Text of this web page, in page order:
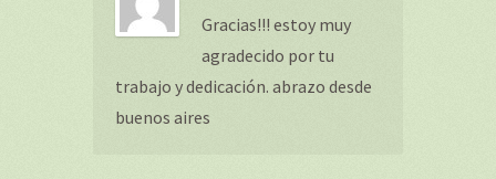
Gracias!!! estoy muy
agradecido por tu
trabajo y dedicación. abrazo desde
buenos aires